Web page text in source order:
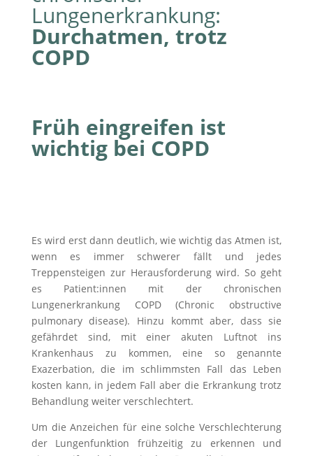
Lungenerkrankung:
Durchatmen, trotz
COPD
Früh eingreifen ist
wichtig bei COPD
Es wird erst dann deutlich, wie wichtig das Atmen ist,
wenn es immer schwerer fällt und jedes
Treppensteigen zur Herausforderung wird. So geht
es Patient:innen mit der chronischen
Lungenerkrankung COPD (Chronicobstructive
pulmonary disease). Hinzu kommt aber, dass sie
gefährdet sind, mit einer akuten Luftnot ins
Krankenhaus zu kommen, eine so genannte
Exazerbation, die im schlimmsten Fall das Leben
kosten kann, in jedem Fall aber die Erkrankung trotz
Behandlung weiter verschlechtert.
Um die Anzeichen für eine solche Verschlechterung
der Lungenfunktion frühzeitig zu erkennen und